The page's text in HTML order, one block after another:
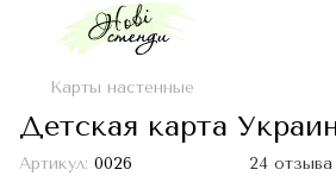
Карты настенные
Детская карта
Артикул: 0026 24 отзыва